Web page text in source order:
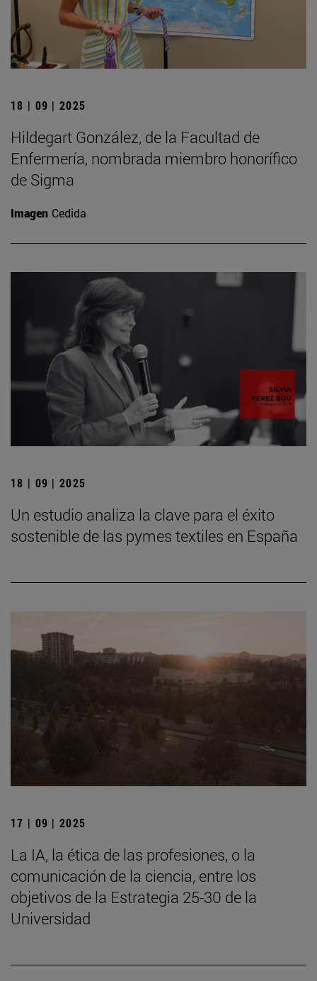
18 | 09 | 2025
Hildegart González, de la Facultad de
Enfermería, nombrada miembro honorífico
de Sigma
Imagen Cedida
18 | 09 | 2025
Un estudio analiza la clave para el éxito
sostenible de las pymes textiles en España
17 | 09 | 2025
La IA, la ética de las profesiones, o la
comunicación de la ciencia, entre los
objetivos de la Estrategia 25-30 de la
Universidad